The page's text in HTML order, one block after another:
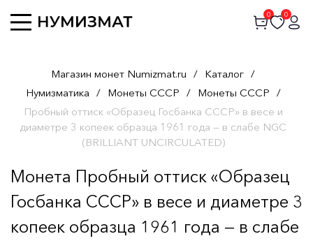
0 0
Магазин монет Numizmat.ru / Каталог /
Нумизматика / Монеты СССР / Монеты СССР /
Пробный оттиск «Образец Госбанка СССР» в весе и
диаметре 3 копеек образца 1961 года — в слабе NGC
(BRILLIANT UNCIRCULATED)
Монета Пробный оттиск «Образец
Госбанка СССР» в весе и диаметре 3
копеек образца 1961 года — в слабе